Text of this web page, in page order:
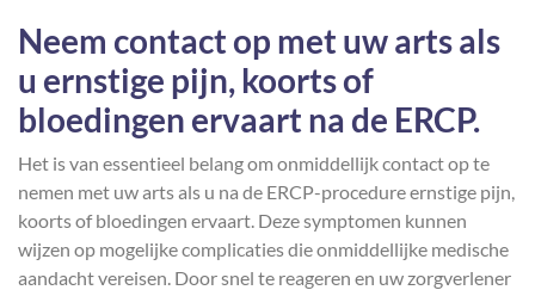
Neem contact op met uw arts als
u ernstige pijn, koorts of
bloedingen ervaart na de ERCP.
Het is van essentieel belang om onmiddellijk contact op te
nemen met uw arts als u na de ERCP-procedure ernstige pijn,
koorts of bloedingen ervaart. Deze symptomen kunnen
wijzen op mogelijke complicaties die onmiddellijke medische
aandacht vereisen. Door snel te reageren en uw zorgverlener